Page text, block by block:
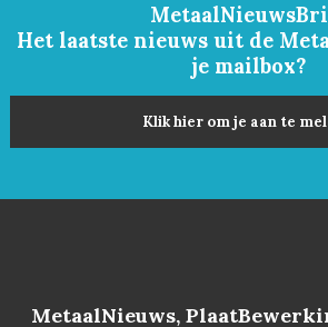
Het laatste nieuws uit de
je mailbox?
Klik hier om je aan te
MetaalNieuws,